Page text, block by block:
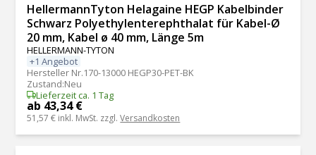
HellermannTyton Helagaine HEGP Kabelbinder
Schwarz Polyethylenterephthalat für Kabel-Ø
20 mm, Kabel ø 40 mm, Länge 5m
HELLERMANN-TYTON
+1 Angebot
Hersteller Nr.170-13000 HEGP30-PET-BK
Zustand:Neu
Lieferzeit ca. 1 Tag
ab 43,34 €
51,57 € inkl. MwSt. zzgl.Versandkosten